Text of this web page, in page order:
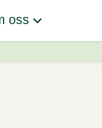
oss